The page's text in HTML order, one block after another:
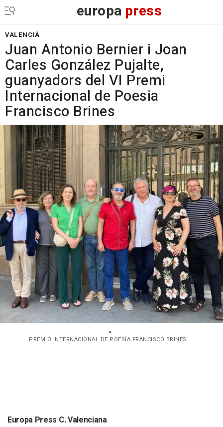
europa press
VALENCIÀ
Juan Antonio Bernier i Joan
Carles González Pujalte,
guanyadors del VI Premi
Internacional de Poesia
Francisco Brines
PREMIO INTERNACIONAL DE POESÍA FRANCISCO BRINES
Europa Press C. Valenciana